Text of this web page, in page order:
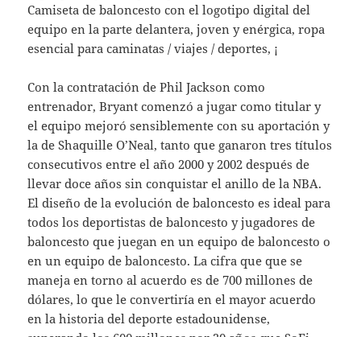
Camiseta de baloncesto con el logotipo digital del
equipo en la parte delantera, joven y enérgica, ropa
esencial para caminatas / viajes / deportes, ¡
Con la contratación de Phil Jackson como
entrenador, Bryant comenzó a jugar como titular y
el equipo mejoró sensiblemente con su aportación y
la de Shaquille O’Neal, tanto que ganaron tres títulos
consecutivos entre el año 2000 y 2002 después de
llevar doce años sin conquistar el anillo de la NBA.
El diseño de la evolución de baloncesto es ideal para
todos los deportistas de baloncesto y jugadores de
baloncesto que juegan en un equipo de baloncesto o
en un equipo de baloncesto. La cifra que que se
maneja en torno al acuerdo es de 700 millones de
dólares, lo que le convertiría en el mayor acuerdo
en la historia del deporte estadounidense,